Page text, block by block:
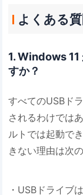
よくある質
1. Windows 11
すか？
すべてのUSBド
されるわけでは
ルトでは起動で
きない理由は次
・USBドライブ